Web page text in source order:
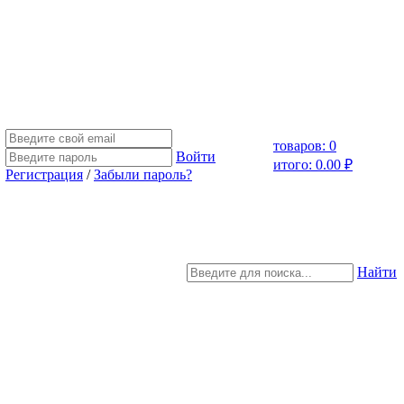
Войти
Регистрация /Забыли пароль?
товаров: 0
итого: 0.00 ₽
Найти